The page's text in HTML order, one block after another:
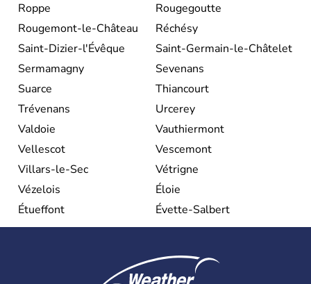
Roppe
Rougegoutte
Rougemont-le-Château
Réchésy
Saint-Dizier-l'Évêque
Saint-Germain-le-Châtelet
Sermamagny
Sevenans
Suarce
Thiancourt
Trévenans
Urcerey
Valdoie
Vauthiermont
Vellescot
Vescemont
Villars-le-Sec
Vétrigne
Vézelois
Éloie
Étueffont
Évette-Salbert